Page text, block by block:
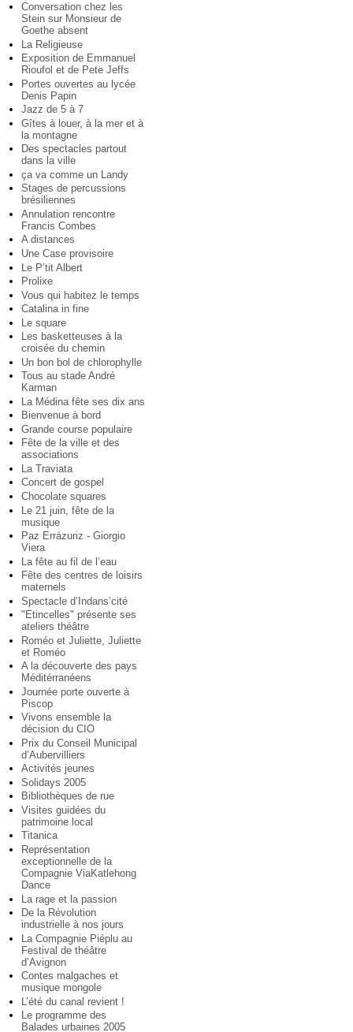
Conversation chez les
Stein sur Monsieur de
Goethe absent
La Religieuse
Exposition de Emmanuel
Rioufol et de Pete Jeffs
Portes ouvertes au lycée
Denis Papin
Jazz de 5 à 7
Gîtes à louer, à la mer et à
la montagne
Des spectacles partout
dans la ville
ça va comme un Landy
Stages de percussions
brésiliennes
Annulation rencontre
Francis Combes
A distances
Une Case provisoire
Le P’tit Albert
Prolixe
Vous qui habitez le temps
Catalina in fine
Le square
Les basketteuses à la
croisée du chemin
Un bon bol de chlorophylle
Tous au stade André
Karman
La Médina fête ses dix ans
Bienvenue à bord
Grande course populaire
Fête de la ville et des
associations
La Traviata
Concert de gospel
Chocolate squares
Le 21 juin, fête de la
musique
Paz Errázuriz - Giorgio
Viera
La fête au fil de l’eau
Fête des centres de loisirs
maternels
Spectacle d’Indans’cité
"Etincelles" présente ses
ateliers théâtre
Roméo et Juliette, Juliette
et Roméo
A la découverte des pays
Méditérranéens
Journée porte ouverte à
Piscop
Vivons ensemble la
décision du CIO
Prix du Conseil Municipal
d’Aubervilliers
Activités jeunes
Solidays 2005
Bibliothèques de rue
Visites guidées du
patrimoine local
Titanica
Représentation
exceptionnelle de la
Compagnie ViaKatlehong
Dance
La rage et la passion
De la Révolution
industrielle à nos jours
La Compagnie Piéplu au
Festival de théâtre
d’Avignon
Contes malgaches et
musique mongole
L’été du canal revient !
Le programme des
Balades urbaines 2005